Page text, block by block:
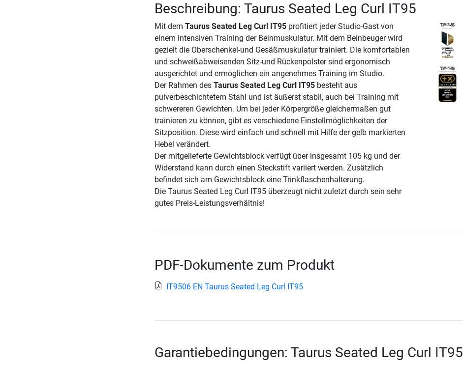
Beschreibung: Taurus Seated Leg Curl IT95
Mit dem Taurus Seated Leg Curl IT95profitiert jeder Studio-Gast von
einem intensiven Training der Beinmuskulatur. Mit dem Beinbeuger wird
gezielt die Oberschenkel-und Gesäßmuskulatur trainiert. Die komfortablen
und schweißabweisenden Sitz-und Rückenpolster sind ergonomisch
ausgerichtet und ermöglichen ein angenehmes Training im Studio.
Der Rahmen des Taurus Seated Leg Curl IT95besteht aus
pulverbeschichtetem Stahl und ist äußerst stabil, auch bei Training mit
schwereren Gewichten. Um bei jeder Körpergröße gleichermaßen gut
trainieren zu können, gibt es verschiedene Einstellmöglichkeiten der
Sitzposition. Diese wird einfach und schnell mit Hilfe der gelb markierten
Hebel verändert.
Der mitgelieferte Gewichtsblock verfügt über insgesamt 105 kg und der
Widerstand kann durch einen Steckstift variiert werden. Zusätzlich
befindet sich am Gewichtsblock eine Trinkflaschenhalterung.
Die Taurus Seated Leg Curl IT95 überzeugt nicht zuletzt durch sein sehr
gutes Preis-Leistungsverhältnis!
PDF-Dokumente zum Produkt
IT9506 EN Taurus Seated Leg Curl IT95
Garantiebedingungen: Taurus Seated Leg Curl IT95